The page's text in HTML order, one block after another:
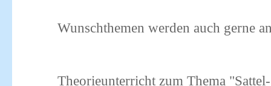
Wunschthemen werden auch gerne
Theorieunterricht zum Thema